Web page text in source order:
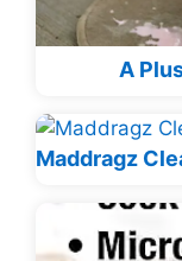
A
Maddragz